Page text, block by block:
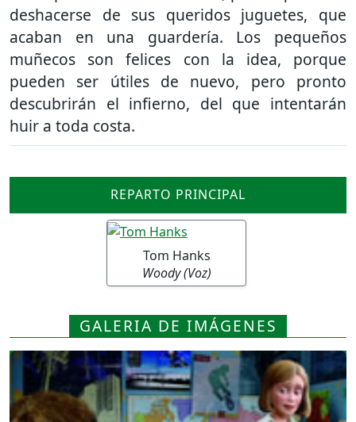
deshacerse de sus queridos juguetes, que
acaban en una guardería. Los pequeños
muñecos son felices con la idea, porque
pueden ser útiles de nuevo, pero pronto
descubrirán el infierno, del que intentarán
huir a toda costa.
REPARTO PRINCIPAL
Tom Hanks
Woody (Voz)
GALERIA DE IMÁGENES